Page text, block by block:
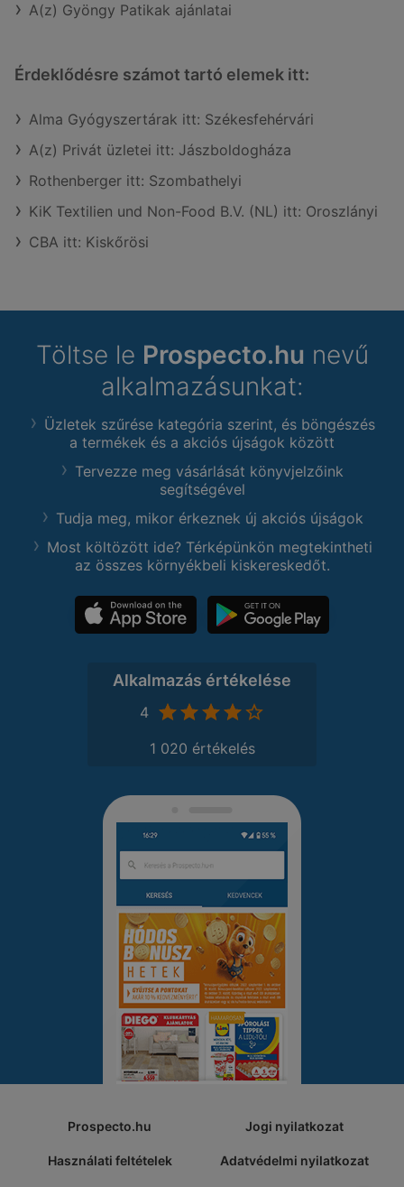
A(z) Gyöngy Patikak ajánlatai
Érdeklődésre számot tartó elemek itt:
Alma Gyógyszertárak itt: Székesfehérvári
A(z) Privát üzletei itt: Jászboldogháza
Rothenberger itt: Szombathelyi
KiK Textilien und Non-Food B.V. (NL) itt: Oroszlányi
CBA itt: Kiskőrösi
Töltse le Prospecto.hu nevű
alkalmazásunkat:
Üzletek szűrése kategória szerint, és böngészés
a termékek és a akciós újságok között
Tervezze meg vásárlását könyvjelzőink
segítségével
Tudja meg, mikor érkeznek új akciós újságok
Most költözött ide? Térképünkön megtekintheti
az összes környékbeli kiskereskedőt.
Alkalmazás értékelése
4
1 020 értékelés
Prospecto.hu Jogi nyilatkozat
Használati feltételek Adatvédelmi nyilatkozat